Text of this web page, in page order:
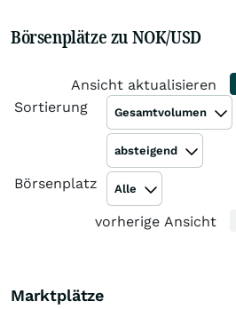
Börsenplätze zu NOK/USD
Ansicht aktualisieren
Sortierung
Gesamtvolumen
absteigend
Börsenplatz Alle
vorherige Ansicht
Marktplätze